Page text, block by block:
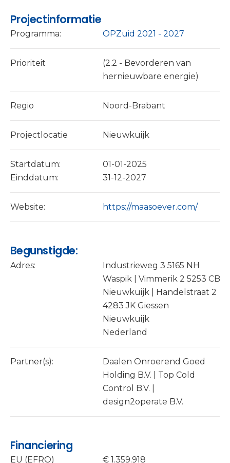
Projectinformatie
Programma: OPZuid 2021 - 2027
Prioriteit
(2.2 - Bevorderen van
hernieuwbare energie)
Regio Noord-Brabant
Projectlocatie Nieuwkuijk
Startdatum:
01-01-2025
Einddatum:
31-12-2027
Website: https://maasoever.com/
Begunstigde:
Adres:
Industrieweg 3 5165 NH
Waspik | Vimmerik 2 5253 CB
Nieuwkuijk | Handelstraat 2
4283 JK Giessen
Nieuwkuijk
Nederland
Partner(s):
Daalen Onroerend Goed
Holding B.V. | Top Cold
Control B.V. |
design2operate B.V.
Financiering
EU (EFRO)
€ 1.359.918